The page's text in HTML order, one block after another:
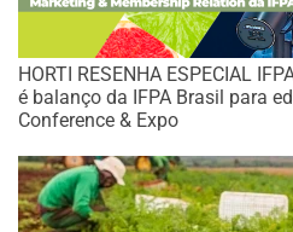
HORTI RESENHA ESPECIAL
é balanço da IFPA Brasil para
Conference & Expo